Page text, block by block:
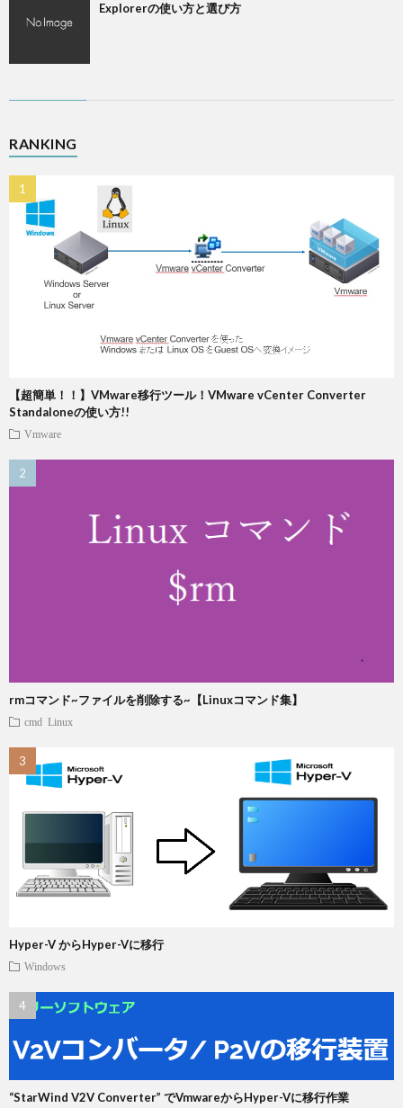
Explorerの使い方と選び方
RANKING
【超簡単！！】VMware移行ツール！VMware vCenter Converter
Standaloneの使い方!!
Vmware
rmコマンド~ファイルを削除する~【Linuxコマンド集】
cmd Linux
Hyper-V からHyper-Vに移行
Windows
“StarWind V2V Converter” でVmwareからHyper-Vに移行作業